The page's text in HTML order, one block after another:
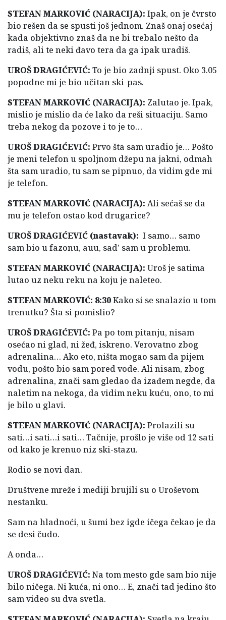
STEFAN MARKOVIĆ (NARACIJA): Ipak, on je čvrsto
bio rešen da se spusti još jednom. Znaš onaj osećaj
kada objektivno znaš da ne bi trebalo nešto da
radiš, ali te neki đavo tera da ga ipak uradiš.
UROŠ DRAGIĆEVIĆ: To je bio zadnji spust. Oko 3.05
popodne mi je bio učitan ski-pas.
STEFAN MARKOVIĆ (NARACIJA): Zalutao je. Ipak,
mislio je mislio da će lako da reši situaciju. Samo
treba nekog da pozove i to je to…
UROŠ DRAGIĆEVIĆ: Prvo šta sam uradio je… Pošto
je meni telefon u spoljnom džepu na jakni, odmah
šta sam uradio, tu sam se pipnuo, da vidim gde mi
je telefon.
STEFAN MARKOVIĆ (NARACIJA): Ali sećaš se da
mu je telefon ostao kod drugarice?
UROŠ DRAGIĆEVIĆ (nastavak): I samo… samo
sam bio u fazonu, auu, sad’ sam u problemu.
STEFAN MARKOVIĆ (NARACIJA): Uroš je satima
lutao uz neku reku na koju je naleteo.
STEFAN MARKOVIĆ: 8:30Kako si se snalazio u tom
trenutku? Šta si pomislio?
UROŠ DRAGIĆEVIĆ: Pa po tom pitanju, nisam
osećao ni glad, ni žeđ, iskreno. Verovatno zbog
adrenalina… Ako eto, ništa mogao sam da pijem
vodu, pošto bio sam pored vode. Ali nisam, zbog
adrenalina, znači sam gledao da izađem negde, da
naletim na nekoga, da vidim neku kuću, ono, to mi
je bilo u glavi.
STEFAN MARKOVIĆ (NARACIJA): Prolazili su
sati…i sati…i sati… Tačnije, prošlo je više od 12 sati
od kako je krenuo niz ski-stazu.
Rodio se novi dan.
Društvene mreže i mediji brujili su o Uroševom
nestanku.
Sam na hladnoći, u šumi bez igde ičega čekao je da
se desi čudo.
A onda…
UROŠ DRAGIĆEVIĆ: Na tom mesto gde sam bio nije
bilo ničega. Ni kuća, ni ono… E, znači tad jedino što
sam video su dva svetla.